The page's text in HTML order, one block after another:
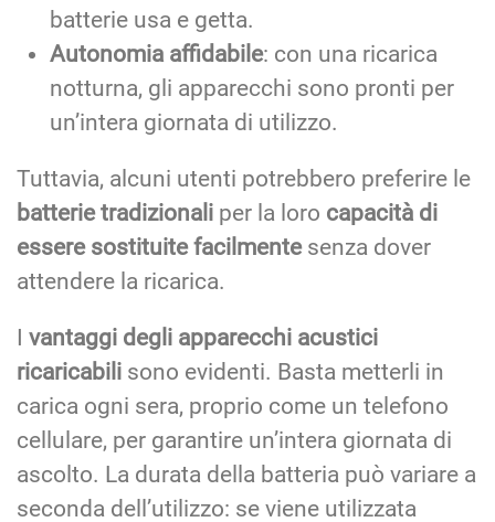
batterie usa e getta.
Autonomia affidabile: con una ricarica
notturna, gli apparecchi sono pronti per
un’intera giornata di utilizzo.
Tuttavia, alcuni utenti potrebbero preferire le
batterie tradizionali per la loro capacità di
essere sostituite facilmentesenza dover
attendere la ricarica.
I vantaggi degli apparecchi acustici
ricaricabili sono evidenti. Basta metterli in
carica ogni sera, proprio come un telefono
cellulare, per garantire un’intera giornata di
ascolto. La durata della batteria può variare a
seconda dell’utilizzo: se viene utilizzata